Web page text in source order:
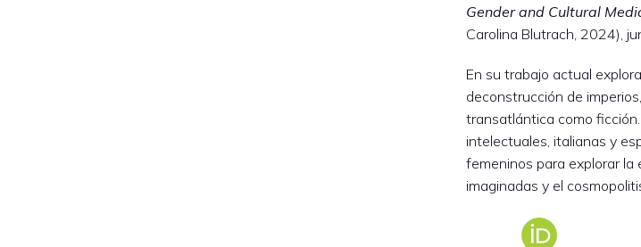
Gender and Cultural
Carolina Blutrach, 2024),
En su trabajo actual
deconstrucción de
transatlántica como
intelectuales, italianas y
femeninos para explorar la
imaginadas y el